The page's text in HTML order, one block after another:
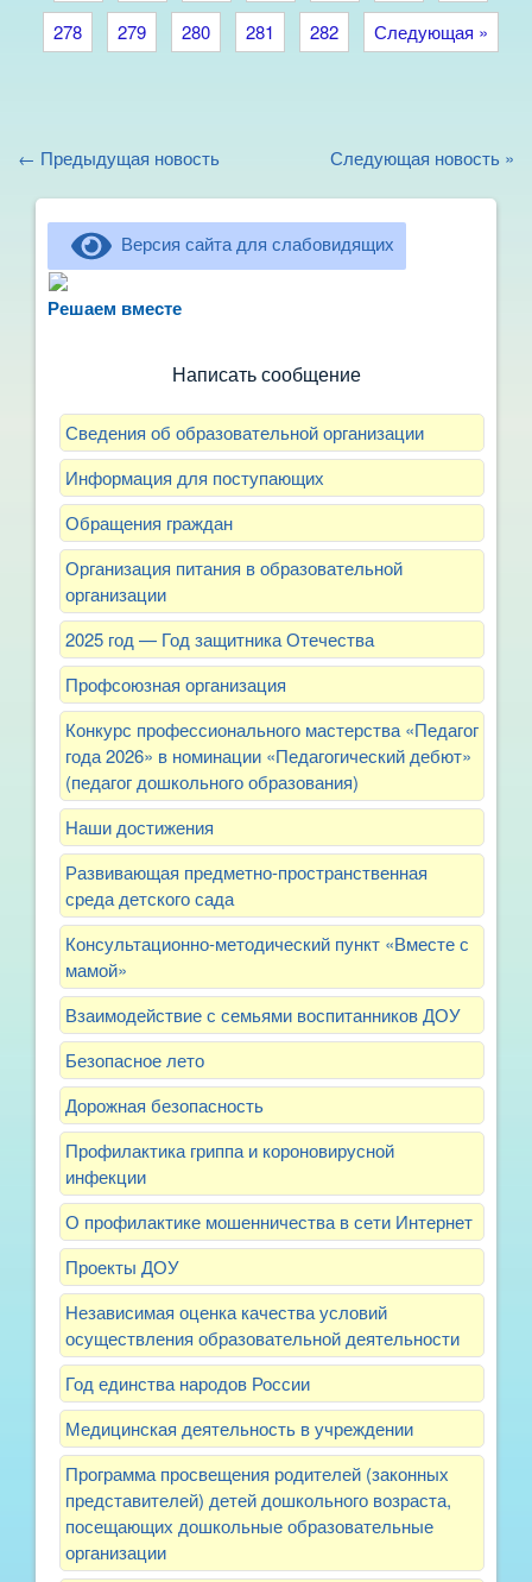
278 279 280 281 282 Следующая »
← Предыдущая новость Следующая новость »
Версия сайта для слабовидящих
Решаем вместерассказать о воспитателях? Знаете, как
Написать сообщение
Сведения об образовательной организации
Информация для поступающих
Обращения граждан
Организация питания в образовательной
организации
2025 год — Год защитника Отечества
Профсоюзная организация
Конкурс профессионального мастерства «Педагог
года 2026» в номинации «Педагогический дебют»
(педагог дошкольного образования)
Наши достижения
Развивающая предметно-пространственная
среда детского сада
Консультационно-методический пункт «Вместе с
мамой»
Взаимодействие с семьями воспитанников ДОУ
Безопасное лето
Дорожная безопасность
Профилактика гриппа и короновирусной
инфекции
О профилактике мошенничества в сети Интернет
Проекты ДОУ
Независимая оценка качества условий
осуществления образовательной деятельности
Год единства народов России
Медицинская деятельность в учреждении
Программа просвещения родителей (законных
представителей) детей дошкольного возраста,
посещающих дошкольные образовательные
организации